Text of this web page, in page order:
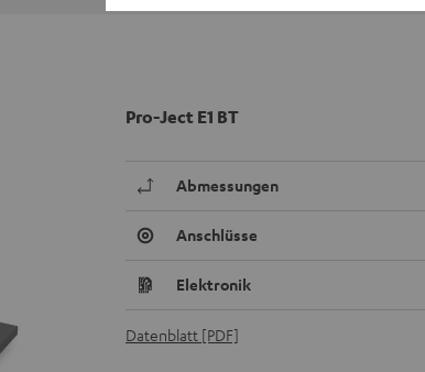
Pro-Ject E1 BT
Abmessungen
Anschlüsse
Elektronik
Datenblatt [PDF]